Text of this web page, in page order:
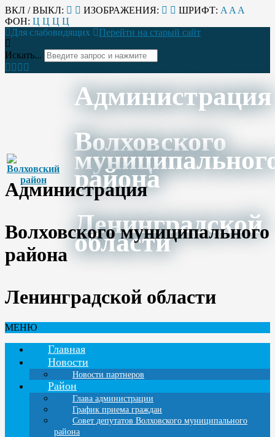
ВКЛ / ВЫКЛ: ИЗОБРАЖЕНИЯ: ШРИФТ: A A A
ФОН: Ц Ц Ц Ц
Для слабовидящих
Перейти на старый сайт
Искать...
Администрация
Волховского
района
Ленинградской
области
Администрация
Волховского муниципального
района
Ленинградской области
МЕНЮ
Главная
Новости
Новости партнеров
Район
Глава администрации
График приема граждан
Совет депутатов Волховского муниципального
района